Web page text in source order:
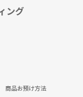
ング
商品お預け方法